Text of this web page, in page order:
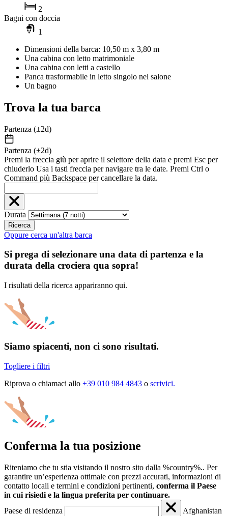
2
Bagni con doccia
1
Dimensioni della barca: 10,50 m x 3,80 m
Una cabina con letto matrimoniale
Una cabina con letti a castello
Panca trasformabile in letto singolo nel salone
Un bagno
Trova la tua barca
Partenza (±2d)
Partenza (±2d)
Premi la freccia giù per aprire il selettore della data e premi Esc per
chiuderlo Usa i tasti freccia per navigare tra le date. Premi Ctrl o
Command più Backspace per cancellare la data.
Durata
Ricerca
Oppure cerca un'altra barca
Si prega di selezionare una data di partenza e la
durata della crociera qua sopra!
I risultati della ricerca appariranno qui.
Siamo spiacenti, non ci sono risultati.
Togliere i filtri
Riprova o chiamaci allo +39 010 984 4843 o scrivici.
Conferma la tua posizione
Riteniamo che tu stia visitando il nostro sito dalla %country%.. Per
garantire un’esperienza ottimale con prezzi accurati, informazioni di
contatto locali e termini e condizioni pertinenti, conferma il Paese
in cui risiedi e la lingua preferita per continuare.
Paese di residenza
Afghanistan